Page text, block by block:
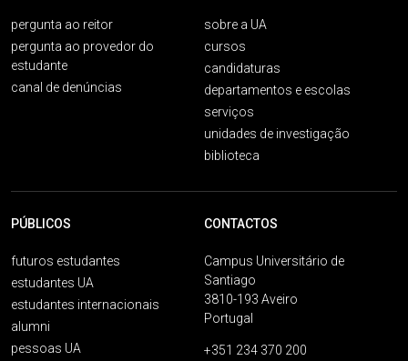
pergunta ao reitor
pergunta ao provedor do
estudante
canal de denúncias
sobre a UA
cursos
candidaturas
departamentos e escolas
serviços
unidades de investigação
biblioteca
PÚBLICOS
futuros estudantes
estudantes UA
estudantes internacionais
alumni
pessoas UA
CONTACTOS
Campus Universitário de
Santiago
3810-193 Aveiro
Portugal
+351 234 370 200